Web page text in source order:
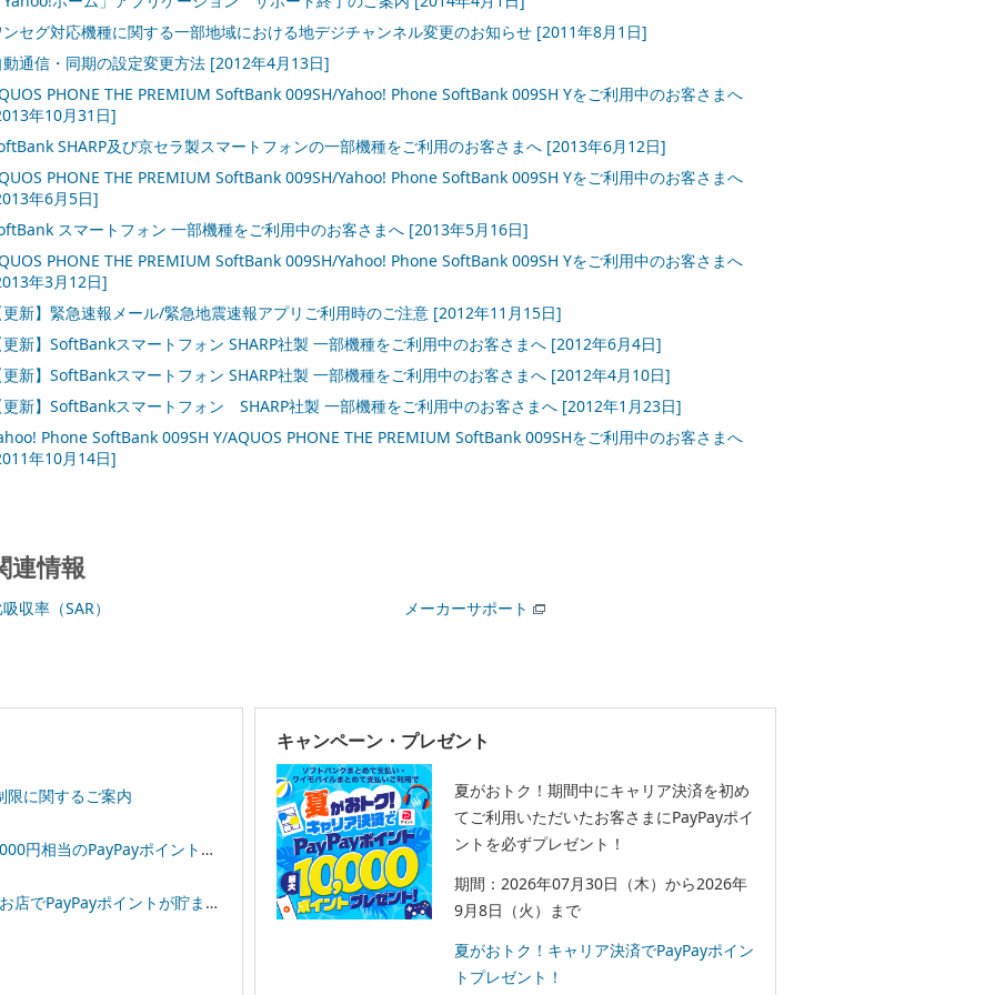
ンセグ対応機種に関する一部地域における地デジチャンネル変更のお知らせ [2011年8月1日]
動通信・同期の設定変更方法 [2012年4月13日]
PHONE THE PREMIUM SoftBank 009SH/Yahoo! Phone SoftBank 009SH Yをご利用中のお客さまへ
年10月31日]
SHARP及び京セラ製スマートフォンの一部機種をご利用のお客さまへ [2013年6月12日]
PHONE THE PREMIUM SoftBank 009SH/Yahoo! Phone SoftBank 009SH Yをご利用中のお客さまへ
年6月5日]
スマートフォン 一部機種をご利用中のお客さまへ [2013年5月16日]
PHONE THE PREMIUM SoftBank 009SH/Yahoo! Phone SoftBank 009SH Yをご利用中のお客さまへ
年3月12日]
更新】緊急速報メール/緊急地震速報アプリご利用時のご注意 [2012年11月15日]
更新】SoftBankスマートフォン SHARP社製 一部機種をご利用中のお客さまへ [2012年6月4日]
更新】SoftBankスマートフォン SHARP社製 一部機種をご利用中のお客さまへ [2012年4月10日]
更新】SoftBankスマートフォン SHARP社製 一部機種をご利用中のお客さまへ [2012年1月23日]
Phone SoftBank 009SH Y/AQUOS PHONE THE PREMIUM SoftBank 009SHをご利用中のお客さまへ
年10月14日]
連情報
収率（SAR） メーカーサポート
限に関するご案内
のPayPayポイントプレゼント！
が貯まる！「スーパーPayPayクーポン」
キャンペーン・プレゼント
夏がおトク！期間中にキャリア決済を初め
てご利用いただいたお客さまにPayPayポイ
ントを必ずプレゼント！
期間：2026年07月30日（木）から2026年
9月8日（火）まで
夏がおトク！キャリア決済でPayPayポイン
トプレゼント！